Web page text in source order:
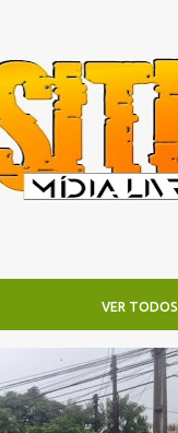
VER TODOS
DESCASO
+